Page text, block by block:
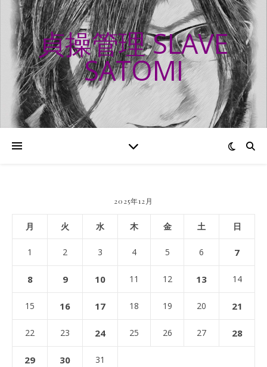
貞操管理 SLAVE
SATOMI
2025年12月
月 火 水 木 金 土 日
1 2 3 4 5 6 7
8 9 10 11 12 13 14
15 16 17 18 19 20 21
22 23 24 25 26 27 28
29 30 31